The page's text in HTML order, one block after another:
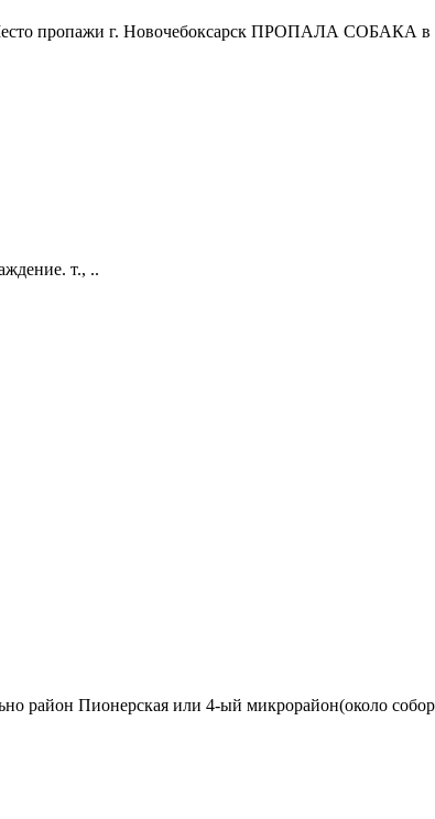
г. Новочебоксарск ПРОПАЛА СОБАКА в
т., ..
район Пионерская или 4-ый микрорайон(около